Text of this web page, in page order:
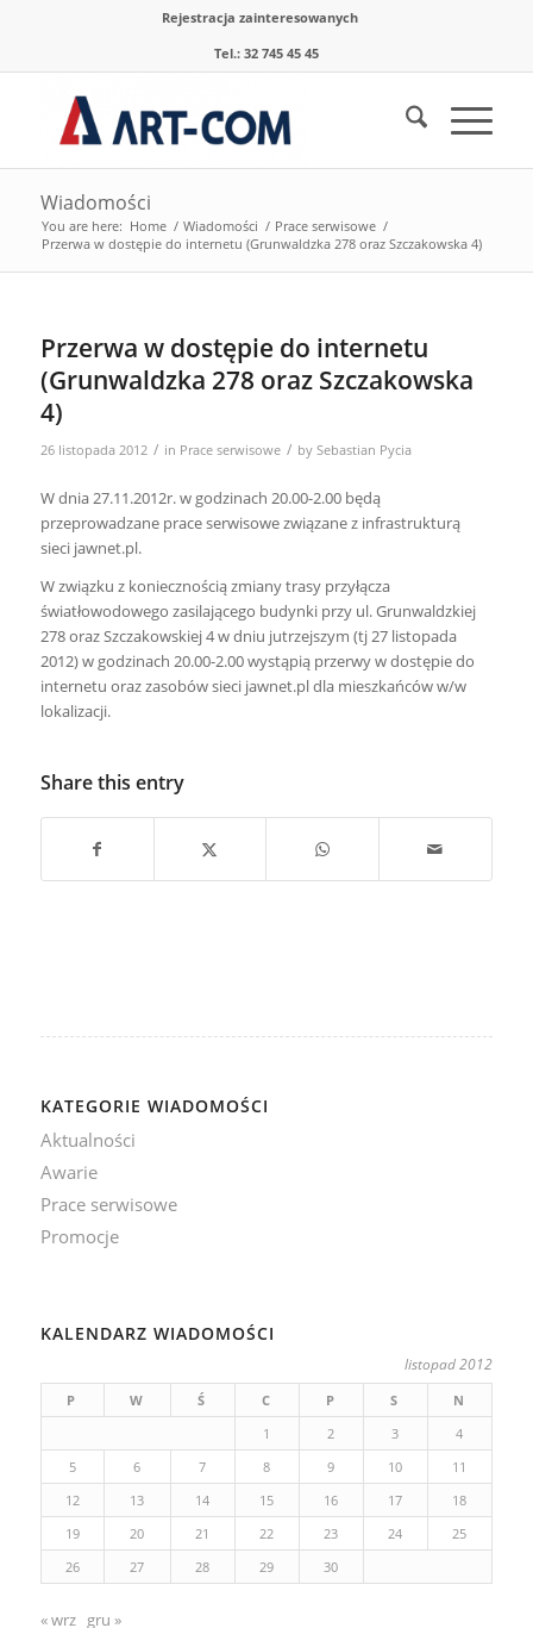
Rejestracja zainteresowanych
Tel.: 32 745 45 45
Wiadomości
You are here: Home / Wiadomości / Prace serwisowe /
Przerwa w dostępie do internetu (Grunwaldzka 278 oraz Szczakowska 4)
Przerwa w dostępie do internetu
(Grunwaldzka 278 oraz Szczakowska
4)
26 listopada 2012 / in Prace serwisowe / by Sebastian Pycia
W dnia 27.11.2012r. w godzinach 20.00-2.00 będą
przeprowadzane prace serwisowe związane z infrastrukturą
sieci jawnet.pl.
W związku z koniecznością zmiany trasy przyłącza
światłowodowego zasilającego budynki przy ul. Grunwaldzkiej
278 oraz Szczakowskiej 4 w dniu jutrzejszym (tj 27 listopada
2012) w godzinach 20.00-2.00 wystąpią przerwy w dostępie do
internetu oraz zasobów sieci jawnet.pl dla mieszkańców w/w
lokalizacji.
Share this entry
KATEGORIE WIADOMOŚCI
Aktualności
Awarie
Prace serwisowe
Promocje
KALENDARZ WIADOMOŚCI
listopad 2012
P W Ś C P S
N
1
2 3
4
5
6 7 8 9 10
11
12
13 14 15 16 17
18
19
20 21 22 23 24
25
26
27 28 29 30
« wrz gru »